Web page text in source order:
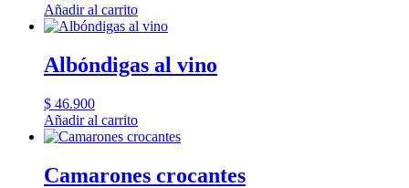
Añadir al carrito
Albóndigas al vino
$ 46.900
Añadir al carrito
Camarones crocantes